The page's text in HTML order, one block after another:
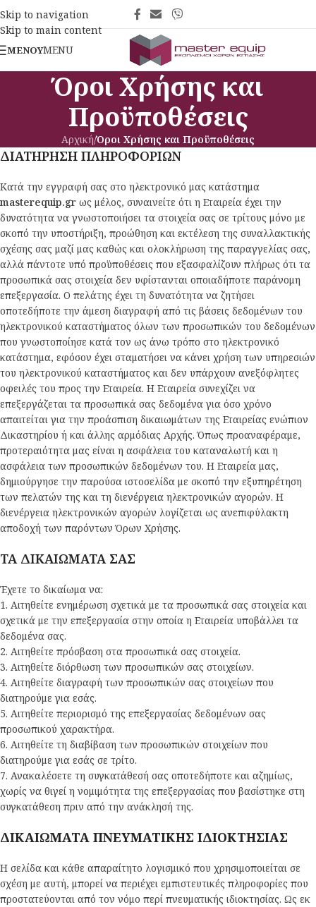
Skip to navigation
Skip to main content
ΜΕΝΟΎMENU
Όροι Χρήσης και
Προϋποθέσεις
Αρχική/Όροι Χρήσης και Προϋποθέσεις
ΔΙΑΤΗΡΗΣΗ ΠΛΗΡΟΦΟΡΙΩΝ
Κατά την εγγραφή σας στο ηλεκτρονικό μας κατάστημα
masterequip.gr ως μέλος, συναινείτε ότι η Εταιρεία έχει την
δυνατότητα να γνωστοποιήσει τα στοιχεία σας σε τρίτους μόνο με
σκοπό την υποστήριξη, προώθηση και εκτέλεση της συναλλακτικής
σχέσης σας μαζί μας καθώς και ολοκλήρωση της παραγγελίας σας,
αλλά πάντοτε υπό προϋποθέσεις που εξασφαλίζουν πλήρως ότι τα
προσωπικά σας στοιχεία δεν υφίστανται οποιαδήποτε παράνομη
επεξεργασία. O πελάτης έχει τη δυνατότητα να ζητήσει
οποτεδήποτε την άμεση διαγραφή από τις βάσεις δεδομένων του
ηλεκτρονικού καταστήματος όλων των προσωπικών του δεδομένων
που γνωστοποίησε κατά τον ως άνω τρόπο στο ηλεκτρονικό
κατάστημα, εφόσον έχει σταματήσει να κάνει χρήση των υπηρεσιών
του ηλεκτρονικού καταστήματος και δεν υπάρχουν ανεξόφλητες
οφειλές του προς την Εταιρεία. Η Εταιρεία συνεχίζει να
επεξεργάζεται τα προσωπικά σας δεδομένα για όσο χρόνο
απαιτείται για την προάσπιση δικαιωμάτων της Εταιρείας ενώπιον
Δικαστηρίου ή και άλλης αρμόδιας Αρχής. Όπως προαναφέραμε,
προτεραιότητα μας είναι η ασφάλεια του καταναλωτή και η
ασφάλεια των προσωπικών δεδομένων του. H Εταιρεία μας,
δημιούργησε την παρούσα ιστοσελίδα με σκοπό την εξυπηρέτηση
των πελατών της και τη διενέργεια ηλεκτρονικών αγορών. Η
διενέργεια ηλεκτρονικών αγορών λογίζεται ως ανεπιφύλακτη
αποδοχή των παρόντων Όρων Χρήσης.
ΤΑ ΔΙΚΑΙΩΜΑΤΑ ΣΑΣ
Έχετε το δικαίωμα να:
1. Αιτηθείτε ενημέρωση σχετικά με τα προσωπικά σας στοιχεία και
σχετικά με την επεξεργασία στην οποία η Εταιρεία υποβάλλει τα
δεδομένα σας.
2. Αιτηθείτε πρόσβαση στα προσωπικά σας στοιχεία.
3. Αιτηθείτε διόρθωση των προσωπικών σας στοιχείων.
4. Αιτηθείτε διαγραφή των προσωπικών σας στοιχείων που
διατηρούμε για εσάς.
5. Αιτηθείτε περιορισμό της επεξεργασίας δεδομένων σας
προσωπικού χαρακτήρα.
6. Αιτηθείτε τη διαβίβαση των προσωπικών στοιχείων που
διατηρούμε για εσάς σε τρίτο.
7. Ανακαλέσετε τη συγκατάθεσή σας οποτεδήποτε και αζημίως,
χωρίς να θιγεί η νομιμότητα της επεξεργασίας που βασίστηκε στη
συγκατάθεση πριν από την ανάκλησή της.
ΔΙΚΑΙΩΜΑΤΑ ΠΝΕΥΜΑΤΙΚΗΣ ΙΔΙΟΚΤΗΣΙΑΣ
Η σελίδα και κάθε απαραίτητο λογισμικό που χρησιμοποιείται σε
σχέση με αυτή, μπορεί να περιέχει εμπιστευτικές πληροφορίες που
προστατεύονται από τον νόμο περί πνευματικής ιδιοκτησίας. Ως εκ